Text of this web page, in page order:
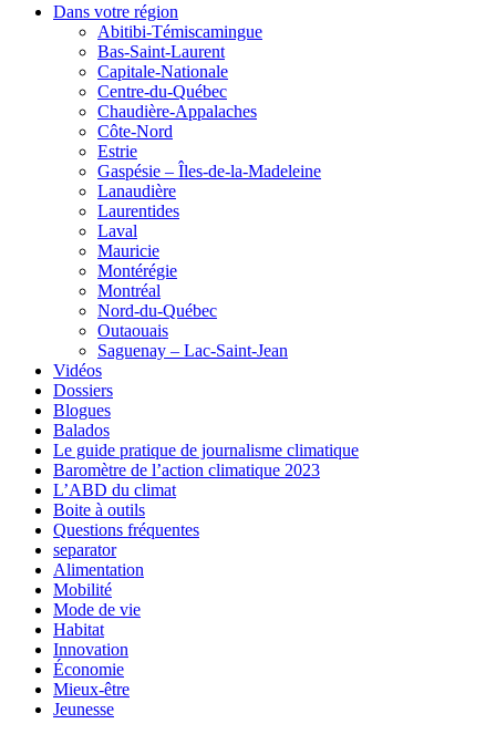
Dans votre région
Abitibi-Témiscamingue
Bas-Saint-Laurent
Capitale-Nationale
Centre-du-Québec
Chaudière-Appalaches
Côte-Nord
Estrie
Gaspésie – Îles-de-la-Madeleine
Lanaudière
Laurentides
Laval
Mauricie
Montérégie
Montréal
Nord-du-Québec
Outaouais
Saguenay – Lac-Saint-Jean
Vidéos
Dossiers
Blogues
Balados
Le guide pratique de journalisme climatique
Baromètre de l’action climatique 2023
L’ABD du climat
Boite à outils
Questions fréquentes
separator
Alimentation
Mobilité
Mode de vie
Habitat
Innovation
Économie
Mieux-être
Jeunesse